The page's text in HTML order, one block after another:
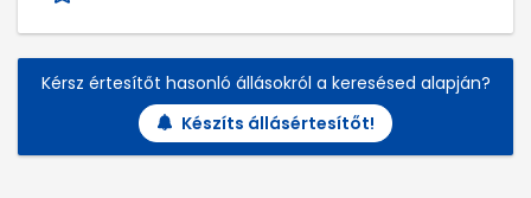
Kérsz értesítőt hasonló állásokról a keresésed alapján?
Készíts állásértesítőt!